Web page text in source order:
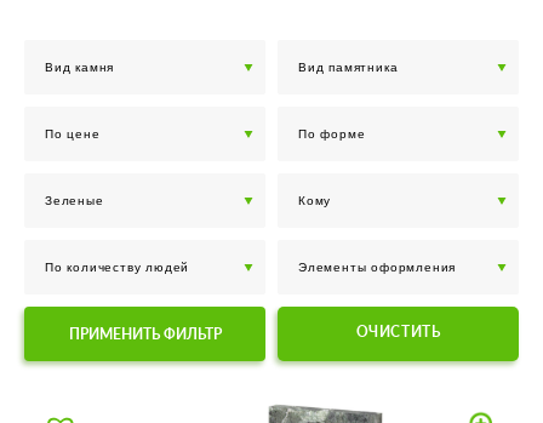
ПРИМЕНИТЬ ФИЛЬТР ОЧИСТИТЬ